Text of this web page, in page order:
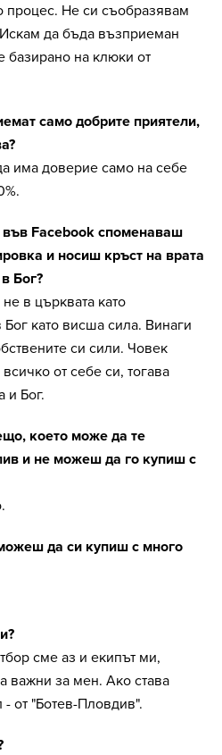
процес. Не си съобразявам
да бъда възприеман
базирано на клюки от
само добрите приятели,
има доверие само на себе
във Facebook споменаваш
и носиш кръст на врата
Бог?
в църквата като
Бог като висша сила. Винаги
си сили. Човек
от себе си, тогава
и Бог.
което може да те
и не можеш да го купиш с
да си купиш с много
сме аз и екипът ми,
важни за мен. Ако става
- от "Ботев-Пловдив".